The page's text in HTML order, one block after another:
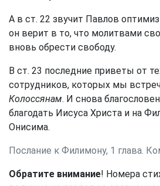
А в ст. 22 звучит Павлов
он верит в то, что молитвами
вновь обрести свободу.
В ст. 23 последние приветы от
сотрудников, которых мы
Колоссянам. И снова
благодать Иисуса Христа и на
Онисима.
Послание к Филимону, 1 глава.
Обратите внимание! Номера